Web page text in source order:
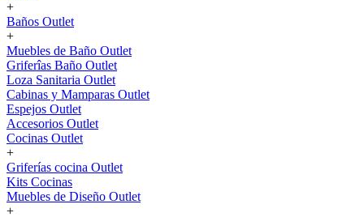
+
Baños Outlet
+
Muebles de Baño Outlet
Griferîas Baño Outlet
Loza Sanitaria Outlet
Cabinas y Mamparas Outlet
Espejos Outlet
Accesorios Outlet
Cocinas Outlet
+
Griferías cocina Outlet
Kits Cocinas
Muebles de Diseño Outlet
+